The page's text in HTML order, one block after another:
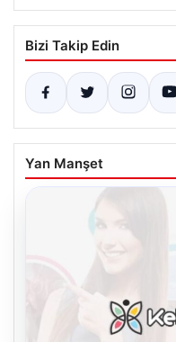
Bizi Takip Edin
Yan Manşet